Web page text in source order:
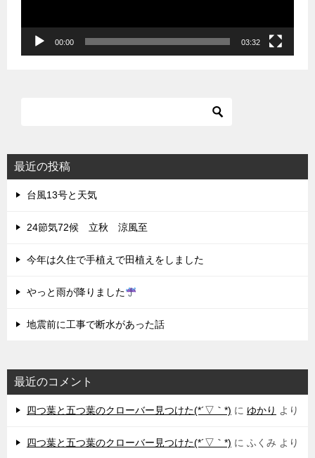
00:00 03:32
最近の投稿
台風13号と天気
24節気72候 立秋 涼風至
今年は久住で手植えで田植えをしました
やっと雨が降りました
地震前に工事で断水があった話
最近のコメント
四つ葉と五つ葉のクローバー見つけた(*´▽｀*) に ゆかり より
四つ葉と五つ葉のクローバー見つけた(*´▽｀*) に ふくみ より